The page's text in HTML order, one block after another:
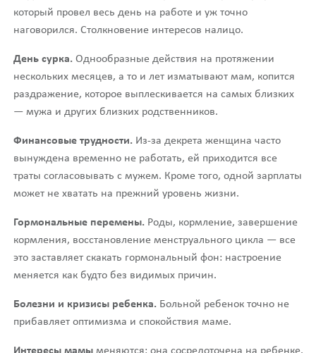
который провел весь день на работе и уж точно
наговорился. Столкновение интересов налицо.
День сурка.Однообразные действия на протяжении
нескольких месяцев, а то и лет изматывают мам, копится
раздражение, которое выплескивается на самых близких
— мужа и других близких родственников.
Финансовые трудности.Из-за декрета женщина часто
вынуждена временно не работать, ей приходится все
траты согласовывать с мужем. Кроме того, одной зарплаты
может не хватать на прежний уровень жизни.
Гормональные перемены. Роды, кормление, завершение
кормления, восстановление менструального цикла — все
это заставляет скакать гормональный фон: настроение
меняется как будто без видимых причин.
Болезни и кризисы ребенка.Больной ребенок точно не
прибавляет оптимизма и спокойствия маме.
Интересы мамы меняются: она сосредоточена на ребенке.